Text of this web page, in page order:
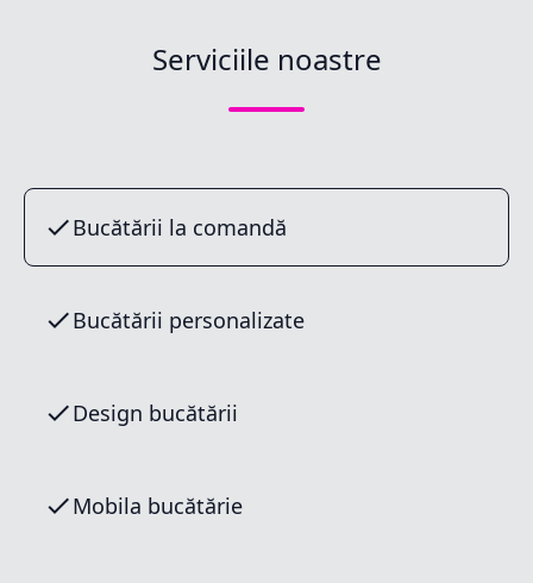
Serviciile noastre
Bucătării la comandă
Bucătării personalizate
Design bucătării
Mobila bucătărie